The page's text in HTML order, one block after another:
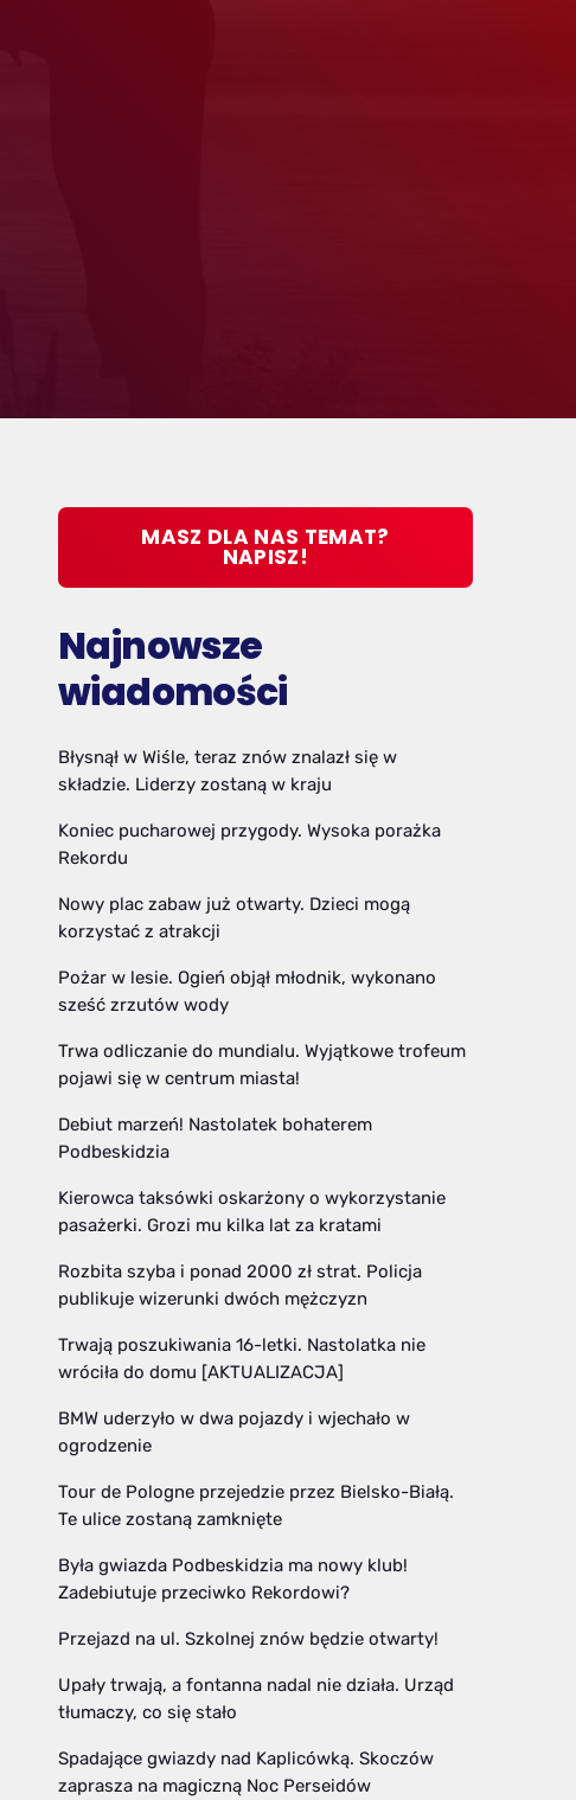
MASZ DLA NAS TEMAT?
NAPISZ!
Najnowsze
wiadomości
Błysnął w Wiśle, teraz znów znalazł się w
składzie. Liderzy zostaną w kraju
Koniec pucharowej przygody. Wysoka porażka
Rekordu
Nowy plac zabaw już otwarty. Dzieci mogą
korzystać z atrakcji
Pożar w lesie. Ogień objął młodnik, wykonano
sześć zrzutów wody
Trwa odliczanie do mundialu. Wyjątkowe trofeum
pojawi się w centrum miasta!
Debiut marzeń! Nastolatek bohaterem
Podbeskidzia
Kierowca taksówki oskarżony o wykorzystanie
pasażerki. Grozi mu kilka lat za kratami
Rozbita szyba i ponad 2000 zł strat. Policja
publikuje wizerunki dwóch mężczyzn
Trwają poszukiwania 16-letki. Nastolatka nie
wróciła do domu [AKTUALIZACJA]
BMW uderzyło w dwa pojazdy i wjechało w
ogrodzenie
Tour de Pologne przejedzie przez Bielsko-Białą.
Te ulice zostaną zamknięte
Była gwiazda Podbeskidzia ma nowy klub!
Zadebiutuje przeciwko Rekordowi?
Przejazd na ul. Szkolnej znów będzie otwarty!
Upały trwają, a fontanna nadal nie działa. Urząd
tłumaczy, co się stało
Spadające gwiazdy nad Kaplicówką. Skoczów
zaprasza na magiczną Noc Perseidów